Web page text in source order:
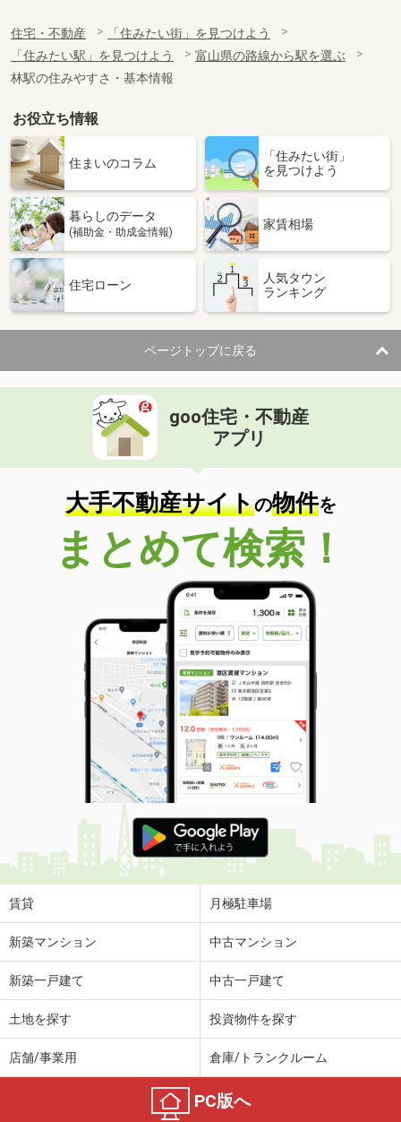
住宅・不動産
「住みたい街」を見つけよう
「住みたい駅」を見つけよう
富山県の路線から駅を選ぶ
林駅の住みやすさ・基本情報
お役立ち情報
住まいのコラム
「住みたい街」
を見つけよう
暮らしのデータ
(補助金・助成金情報)
家賃相場
住宅ローン
人気タウン
ランキング
ページトップに戻る
goo住宅・不動産
アプリ
大手不動産サイトの物件を
まとめて検索！
賃貸 月極駐車場
新築マンション 中古マンション
新築一戸建て 中古一戸建て
土地を探す 投資物件を探す
店舗/事業用 倉庫/トランクルーム
PC版へ